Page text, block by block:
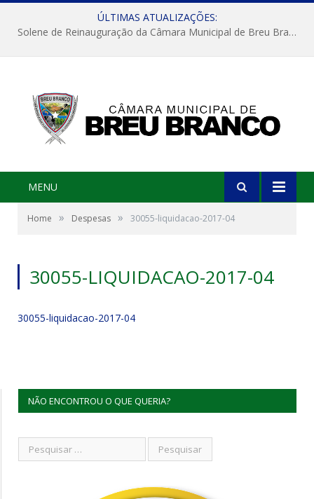
ÚLTIMAS ATUALIZAÇÕES:
Solene de Reinauguração da Câmara Municipal de Breu Branco
MENU
Home » Despesas » 30055-liquidacao-2017-04
30055-LIQUIDACAO-2017-04
30055-liquidacao-2017-04
NÃO ENCONTROU O QUE QUERIA?